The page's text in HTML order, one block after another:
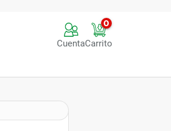
Cuenta
0
Carrito